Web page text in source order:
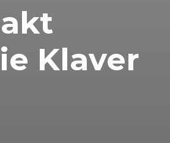
Klaver